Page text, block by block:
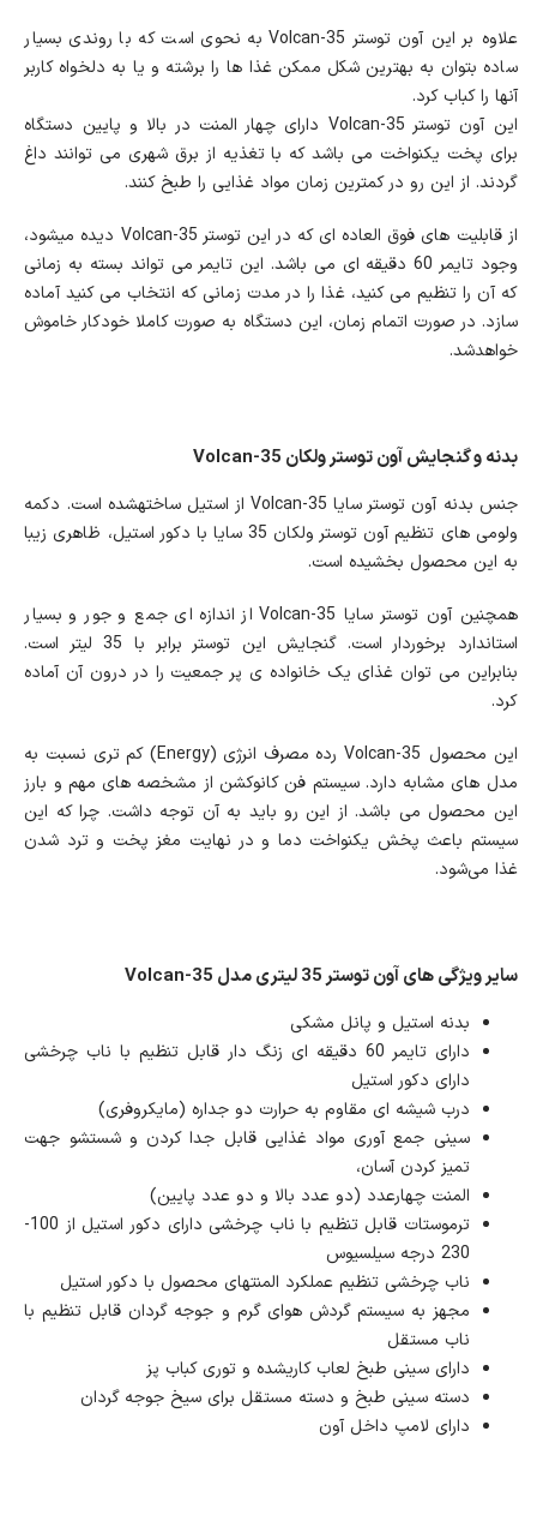
علاوه بر این آون توستر Volcan-35 به نحوی است که با روندی بسیار
ساده بتوان به بهترین شکل ممکن غذا ها را برشته و یا به دلخواه کاربر
آنها را کباب کرد.
این آون توستر Volcan-35 دارای چهار المنت در بالا و پایین دستگاه
برای پخت یکنواخت می باشد که با تغذیه از برق شهری می توانند داغ
گردند. از این رو در کمترین زمان مواد غذایی را طبخ کنند.
از قابلیت های فوق العاده ای که در این توستر Volcan-35 دیده می‎شود،
وجود تایمر 60 دقیقه ای می باشد. این تایمر می تواند بسته به زمانی
که آن را تنظیم می کنید، غذا را در مدت زمانی که انتخاب می کنید آماده
سازد. در صورت اتمام زمان، این دستگاه به صورت کاملا خودکار خاموش
خواهدشد.
بدنه و گنجایش آون توستر ولکان Volcan-35
جنس بدنه آون توستر سایا Volcan-35 از استیل ساخته‎شده است. دکمه
ولومی های تنظیم آون توستر ولکان 35 سایا با دکور استیل، ظاهری زیبا
به این محصول بخشیده است.
همچنین آون توستر سایا Volcan-35 از اندازه ای جمع و جور و بسیار
استاندارد برخوردار است. گنجایش این توستر برابر با 35 لیتر است.
بنابراین می توان غذای یک خانواده ی پر جمعیت را در درون آن آماده
کرد.
این محصول Volcan-35 رده مصرف انرژی (Energy) کم تری نسبت به
مدل های مشابه دارد. سیستم فن کانوکشن از مشخصه های مهم و بارز
این محصول می باشد. از این رو باید به آن توجه داشت. چرا که این
سیستم باعث پخش یکنواخت دما و در نهایت مغز پخت و ترد شدن
غذا می‌شود.
سایر ویژگی های آون توستر 35 لیتری مدل Volcan-35
بدنه استیل و پانل مشکی
دارای تایمر 60 دقیقه ای زنگ دار قابل تنظیم با ناب چرخشی
دارای دکور استیل
درب شیشه ای مقاوم به حرارت دو جداره (مایکروفری)
سینی جمع آوری مواد غذایی قابل جدا کردن و شستشو جهت
تمیز کردن آسان،
المنت چهارعدد (دو عدد بالا و دو عدد پایین)
ترموستات قابل تنظیم با ناب چرخشی دارای دکور استیل از 100-
230 درجه سیلسیوس
ناب چرخشی تنظیم عملکرد المنتهای محصول با دکور استیل
مجهز به سیستم گردش هوای گرم و جوجه گردان قابل تنظیم با
ناب مستقل
دارای سینی طبخ لعاب کاری‎شده و توری کباب پز
دسته سینی طبخ و دسته مستقل برای سیخ جوجه گردان
دارای لامپ داخل آون